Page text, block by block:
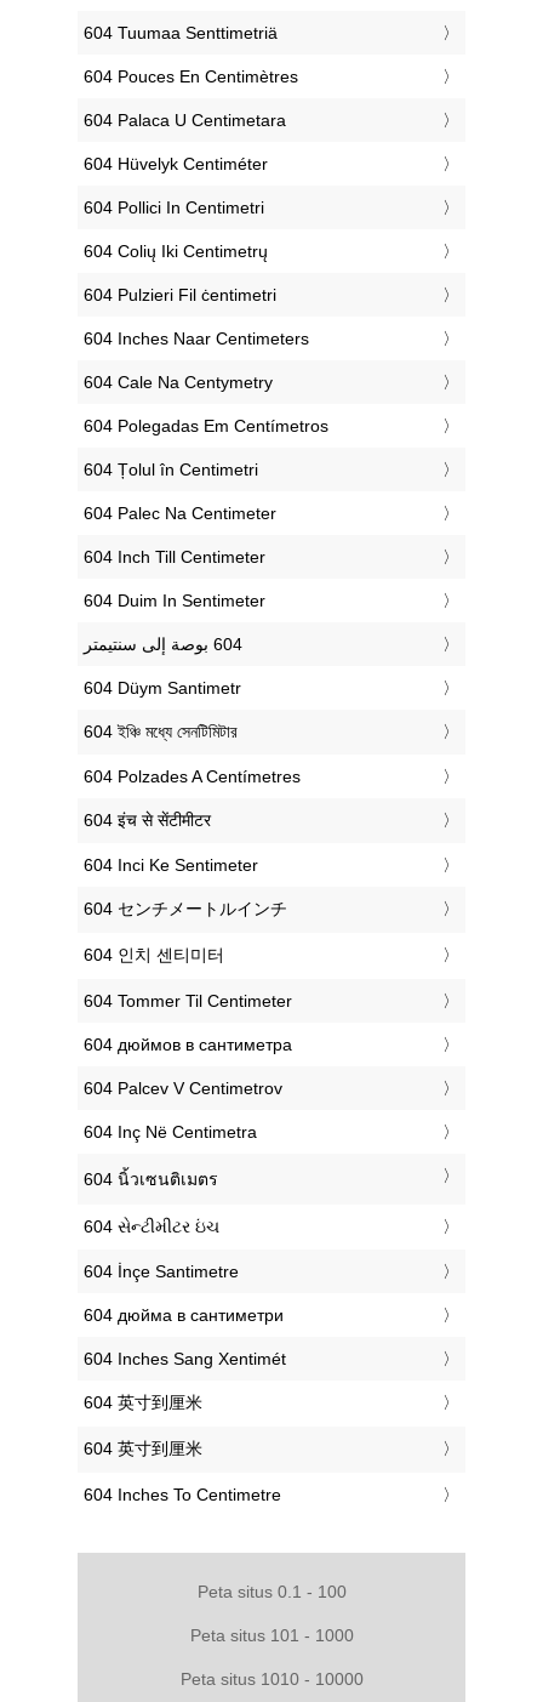
‎604 Tuumaa Senttimetriä
‎604 Pouces En Centimètres
‎604 Palaca U Centimetara
‎604 Hüvelyk Centiméter
‎604 Pollici In Centimetri
‎604 Colių Iki Centimetrų
‎604 Pulzieri Fil ċentimetri
‎604 Inches Naar Centimeters
‎604 Cale Na Centymetry
‎604 Polegadas Em Centímetros
‎604 Țolul în Centimetri
‎604 Palec Na Centimeter
‎604 Inch Till Centimeter
‎604 Duim In Sentimeter
‎604 Düym Santimetr
‎604 ইঞ্চি মধ্যে সেনটিমিটার
‎604 Polzades A Centímetres
‎604 इंच से सेंटीमीटर
‎604 Inci Ke Sentimeter
‎604 センチメートルインチ
‎604 인치 센티미터
‎604 Tommer Til Centimeter
‎604 дюймов в сантиметра
‎604 Palcev V Centimetrov
‎604 Inç Në Centimetra
‎604 นิ้วเซนติเมตร
‎604 સેન્ટીમીટર ઇંચ
‎604 İnçe Santimetre
‎604 дюйма в сантиметри
‎604 Inches Sang Xentimét
‎604 英寸到厘米
‎604 英寸到厘米
‎604 Inches To Centimetre
Peta situs 0.1 - 100
Peta situs 101 - 1000
Peta situs 1010 - 10000